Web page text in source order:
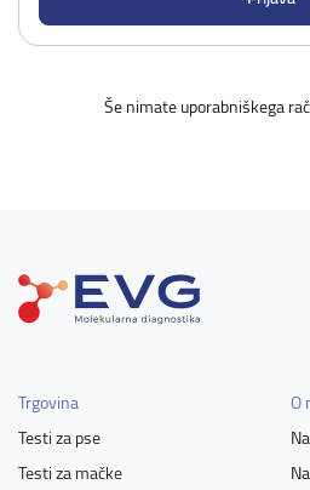
Še nimate uporabniškega
Trgovina
Testi za pse
Testi za mačke
O